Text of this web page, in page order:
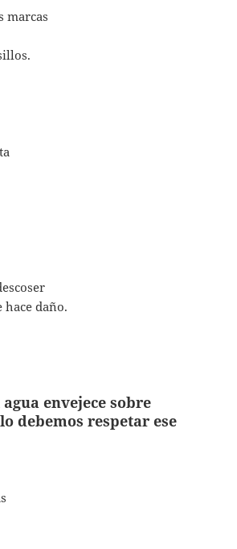
marcas
hace daño.
envejece sobre
debemos respetar ese